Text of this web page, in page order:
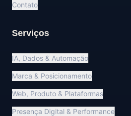
Contato
Serviços
IA, Dados & Automação
Marca & Posicionamento
Web, Produto & Plataformas
Presença Digital & Performance